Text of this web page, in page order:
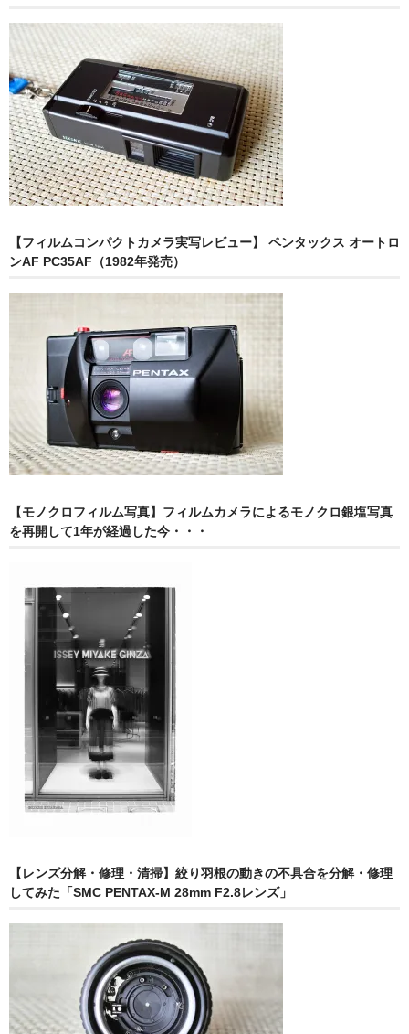
【フィルムコンパクトカメラ実写レビュー】 ペンタックス オートロ
ンAF PC35AF（1982年発売）
【モノクロフィルム写真】フィルムカメラによるモノクロ銀塩写真
を再開して1年が経過した今・・・
【レンズ分解・修理・清掃】絞り羽根の動きの不具合を分解・修理
してみた「SMC PENTAX-M 28mm F2.8レンズ」